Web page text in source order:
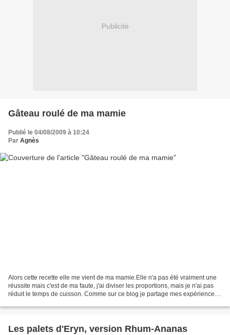
Publicité
Gâteau roulé de ma mamie
Publié le 04/08/2009 à 10:24
Par Agnès
Alors cette recette elle me vient de ma mamie.Elle n'a pas été vraiment une
réussite mais c'est de ma faute, j'ai diviser les proportions, mais je n'ai pas
réduit le temps de cuisson. Comme sur ce blog je partage mes expériences,
Les palets d'Eryn, version Rhum-Ananas